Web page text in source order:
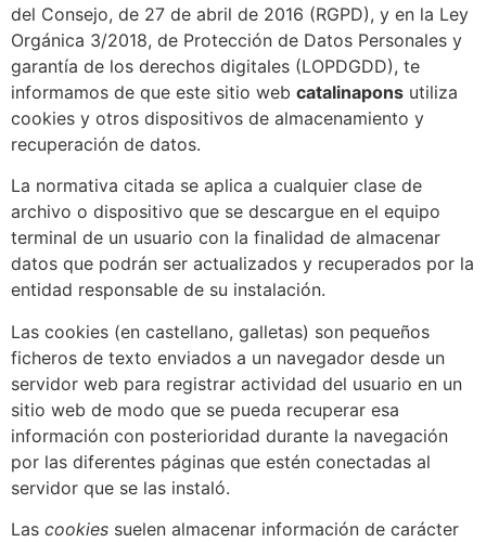
del Consejo, de 27 de abril de 2016 (RGPD), y en la Ley
Orgánica 3/2018, de Protección de Datos Personales y
garantía de los derechos digitales (LOPDGDD), te
informamos de que este sitio web catalinapons utiliza
cookies y otros dispositivos de almacenamiento y
recuperación de datos.
La normativa citada se aplica a cualquier clase de
archivo o dispositivo que se descargue en el equipo
terminal de un usuario con la finalidad de almacenar
datos que podrán ser actualizados y recuperados por la
entidad responsable de su instalación.
Las cookies (en castellano, galletas) son pequeños
ficheros de texto enviados a un navegador desde un
servidor web para registrar actividad del usuario en un
sitio web de modo que se pueda recuperar esa
información con posterioridad durante la navegación
por las diferentes páginas que estén conectadas al
servidor que se las instaló.
Las cookies suelen almacenar información de carácter